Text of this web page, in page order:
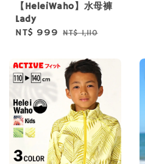
【HeleiWaho】水母褲
Lady
Sale
NT$ 999 Regular
NT$ 1,110